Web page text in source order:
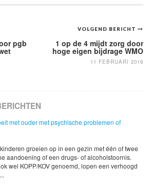
VOLGEND BERICHT
1 op de 4 mijdt zorg door
hoge eigen bijdrage WMO
11 FEBRUARI 2016
pgb
met ouder met psychische problemen of
groeien op in een gezin met één of twee
aandoening of een drugs- of alcoholstoornis.
wel KOPP/KOV genoemd, lopen een verhoogd